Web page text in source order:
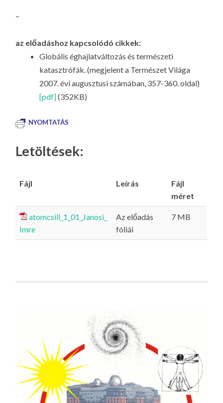
–
az előadáshoz kapcsolódó cikkek:
Globális éghajlatváltozás és természeti
katasztrófák. (megjelent a Természet Világa
2007. évi augusztusi számában, 357-360. oldal)
[pdf](352KB)
NYOMTATÁS
Letöltések:
Fájl Leírás
Fájl
méret
atomcsill_1_01_Janosi_
Imre
Az előadás
fóliái
7 MB